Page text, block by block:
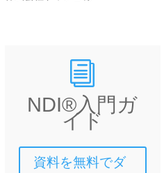
i
NDI®入門ガ
イド
資料を無料でダ